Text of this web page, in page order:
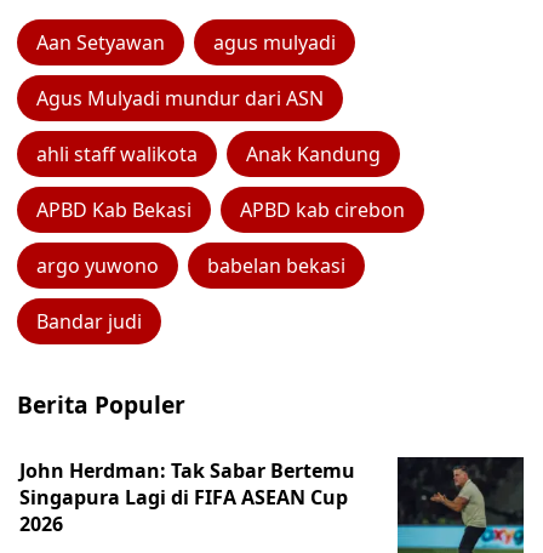
Aan Setyawan agus mulyadi
Agus Mulyadi mundur dari ASN
ahli staff walikota Anak Kandung
APBD Kab Bekasi APBD kab cirebon
argo yuwono babelan bekasi
Bandar judi
Berita Populer
John Herdman: Tak Sabar Bertemu
Singapura Lagi di FIFA ASEAN Cup
2026